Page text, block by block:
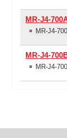
MR-J4-
MR-J4-
MR-J4-
MR-J4-